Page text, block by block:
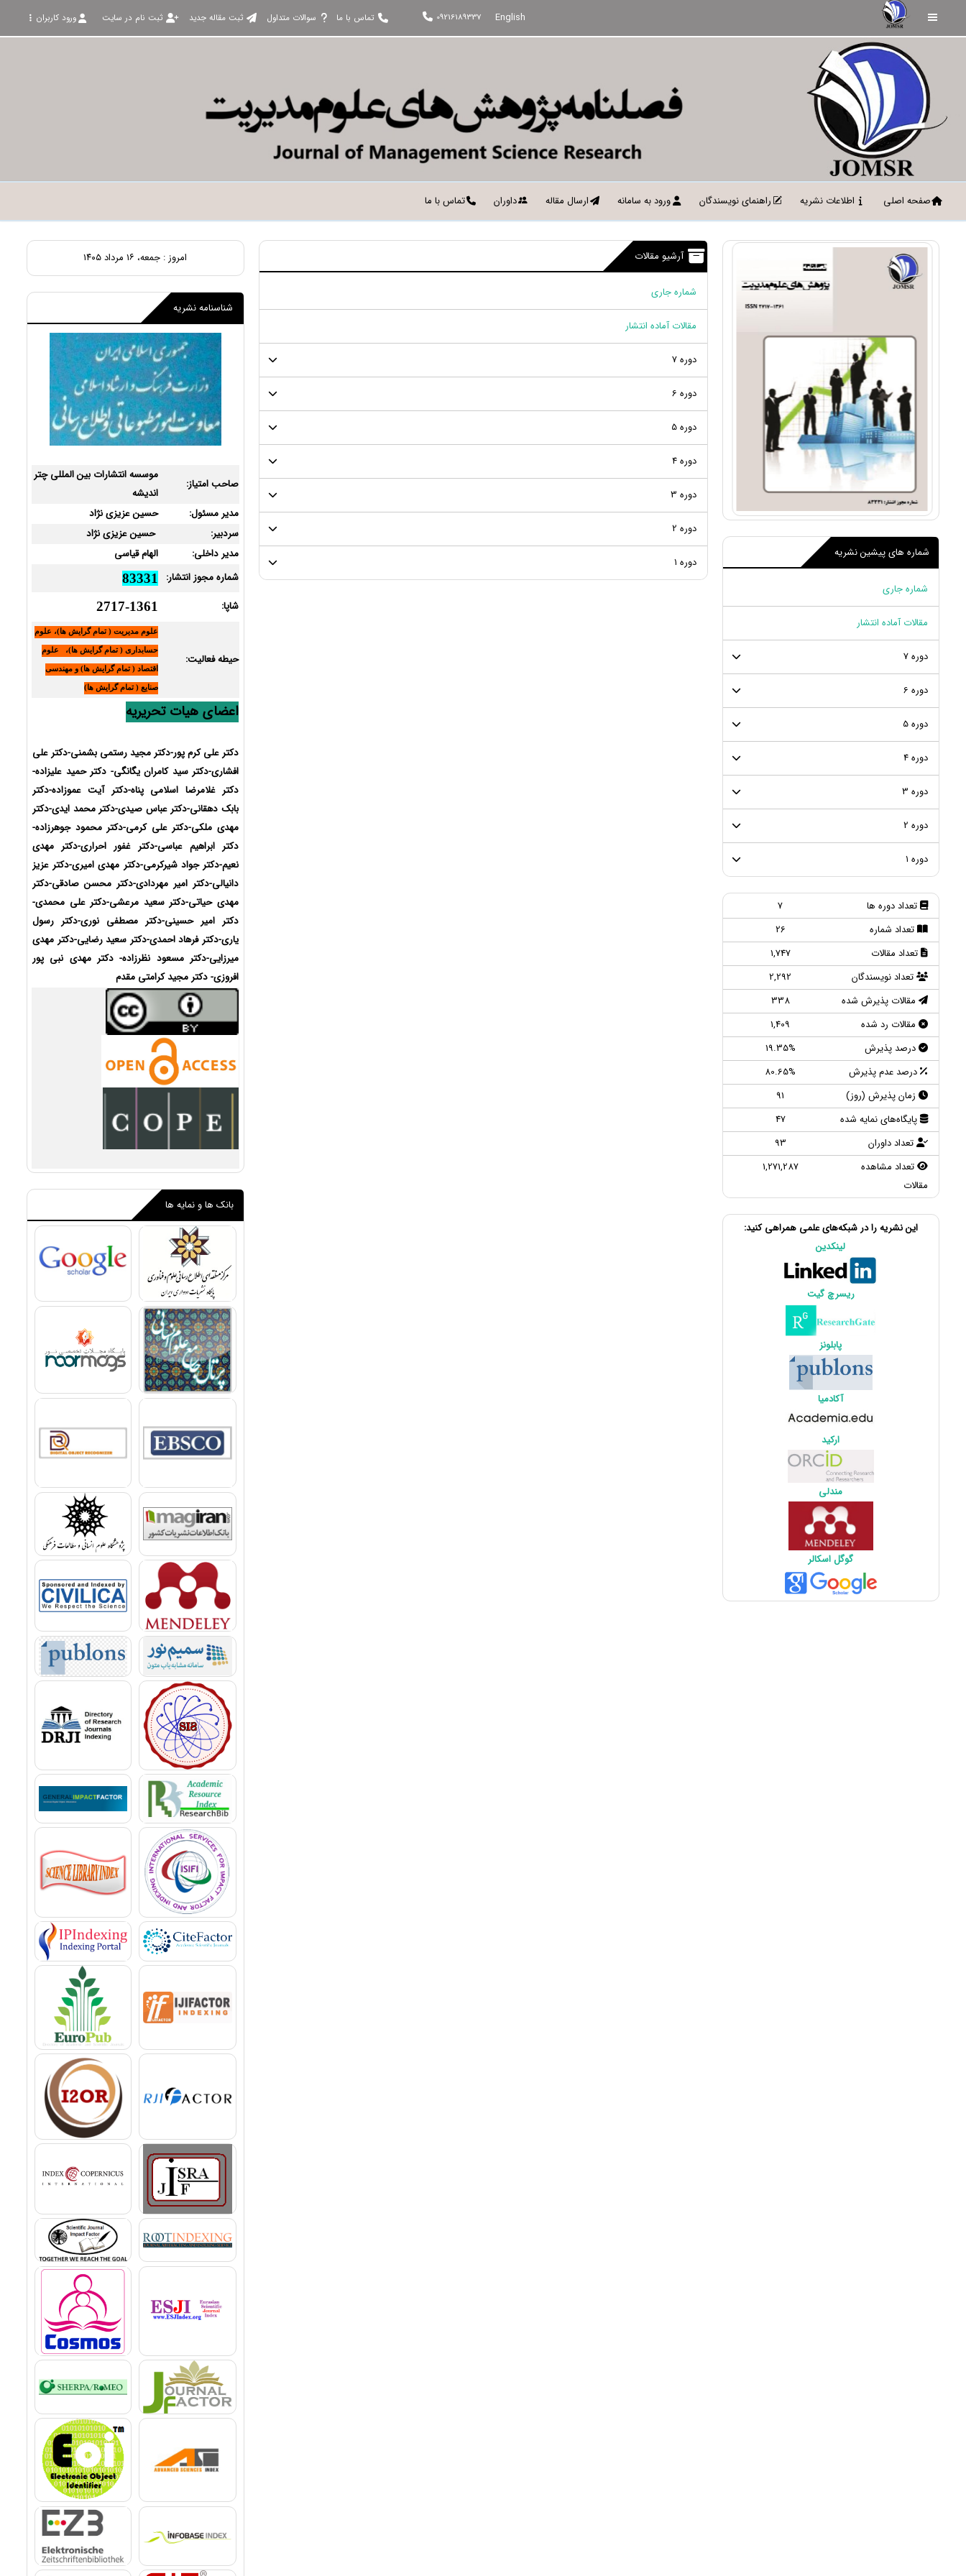
English
09216189337 تماس با ما سوالات متداول ثبت مقاله جدید ثبت نام در سایت ورود کاربران
صفحه اصلی اطلاعات نشریه راهنمای نویسندگان ورود به سامانه ارسال مقاله داوران تماس با ما
شماره های پیشین نشریه
شماره جاری
مقالات آماده انتشار
دوره 7
دوره 6
دوره 5
دوره 4
دوره 3
دوره 2
دوره ۱
تعداد دوره ها
7
تعداد شماره
26
تعداد مقالات
1,747
تعداد نویسندگان
2,292
مقالات پذیرش شده
338
مقالات رد شده
1,409
درصد پذیرش
19.35%
درصد عدم پذیرش
80.65%
زمان پذیرش (روز)
91
پایگاه‌های نمایه شده
47
تعداد داوران
93
تعداد مشاهده
مقالات
1,271,287
این نشریه را در شبکه‌های علمی همراهی کنید:
لینکدین
ریسرچ گیت
پابلونز
آکادمیا
ارکید
مندلی
گوگل اسکالر
آرشیو مقالات
شماره جاری
مقالات آماده انتشار
دوره 7
دوره 6
دوره 5
دوره 4
دوره 3
دوره 2
دوره ۱
امروز : جمعه، ۱۶ مرداد ۱۴۰۵
شناسنامه نشریه
صاحب امتیاز:
موسسه انتشارات بین المللی چتر
اندیشه
مدیر مسئول:
حسین عزیزی نژاد
سردبیر:
حسین عزیزی نژاد
مدیر داخلی:
الهام قیاسی
شماره مجوز انتشار:
83331
شاپا:
2717-1361
حیطه فعالیت:
علوم مدیریت ( تمام گرایش ها)، علوم
حسابداری ( تمام گرایش ها)، علوم
اقتصاد ( تمام گرایش ها) و مهندسی
صنایع ( تمام گرایش ها)
اعضای هیات تحریریه
دکتر علی کرم پور-دکتر مجید رستمی بشمنی-دکتر علی
افشاری-دکتر سید کامران یگانگی- دکتر حمید علیزاده-
دکتر غلامرضا اسلامی پناه-دکتر آیت عموزاده-دکتر
بابک دهقانی-دکتر عباس صیدی-دکتر محمد ایدی-دکتر
مهدی ملکی-دکتر علی کرمی-دکتر محمود جوهرزاده-
دکتر ابراهیم عباسی-دکتر غفور احراری-دکتر مهدی
نعیم-دکتر جواد شیرکرمی-دکتر مهدی امیری-دکتر عزیز
دانیالی-دکتر امیر مهردادی-دکتر محسن صادقی-دکتر
مهدی حیاتی-دکتر سعید مرعشی-دکتر علی محمدی-
دکتر امیر حسینی-دکتر مصطفی نوری-دکتر رسول
یاری-دکتر فرهاد احمدی-دکتر سعید رضایی-دکتر مهدی
میرزایی-دکتر مسعود نظرزاده- دکتر مهدی نبی پور
افروزی- دکتر مجید کرامتی مقدم
بانک ها و نمایه ها